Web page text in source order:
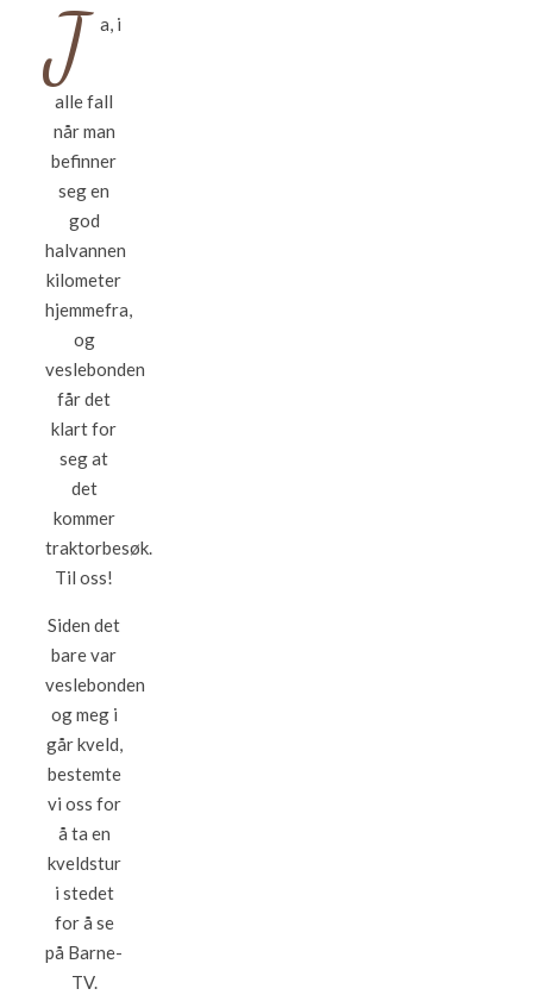
J a, i
alle fall
når man
befinner
seg en
god
halvannen
kilometer
hjemmefra,
og
veslebonden
får det
klart for
seg at
det
kommer
traktorbesøk.
Til oss!
Siden det
bare var
veslebonden
og meg i
går kveld,
bestemte
vi oss for
å ta en
kveldstur
i stedet
for å se
på Barne-
TV.